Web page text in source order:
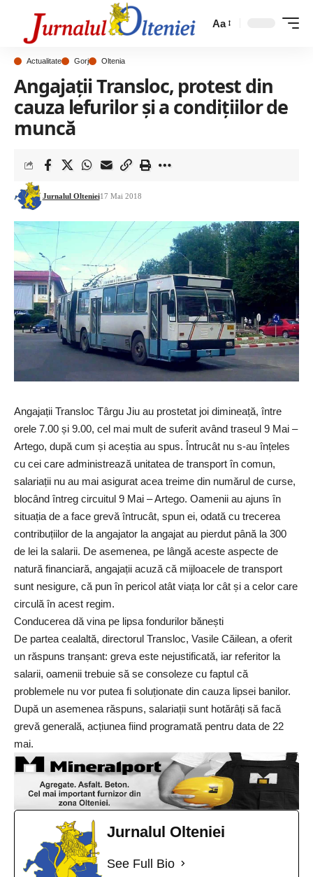
Aa
Actualitate Gorj Oltenia
Angajații Transloc, protest din
cauza lefurilor și a condițiilor de
muncă
Jurnalul Olteniei17 Mai 2018
Angajații Transloc Târgu Jiu au prostetat joi dimineață, între
orele 7.00 și 9.00, cel mai mult de suferit având traseul 9 Mai –
Artego, după cum și aceștia au spus. Întrucât nu s-au înțeles
cu cei care administrează unitatea de transport în comun,
salariații nu au mai asigurat acea treime din numărul de curse,
blocând întreg circuitul 9 Mai – Artego. Oamenii au ajuns în
situația de a face grevă întrucât, spun ei, odată cu trecerea
contribuțiilor de la angajator la angajat au pierdut până la 300
de lei la salarii. De asemenea, pe lângă aceste aspecte de
natură financiară, angajații acuză că mijloacele de transport
sunt nesigure, că pun în pericol atât viața lor cât și a celor care
circulă în acest regim.
Conducerea dă vina pe lipsa fondurilor bănești
De partea cealaltă, directorul Transloc, Vasile Căilean, a oferit
un răspuns tranșant: greva este nejustificată, iar referitor la
salarii, oamenii trebuie să se consoleze cu faptul că
problemele nu vor putea fi soluționate din cauza lipsei banilor.
După un asemenea răspuns, salariații sunt hotărâți să facă
grevă generală, acțiunea fiind programată pentru data de 22
mai.
Jurnalul Olteniei
See Full Bio